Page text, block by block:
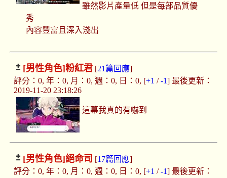
雖然影片產量低 但是每部品質優
秀
內容豐富且深入淺出
[男性角色]粉紅君[21篇回應]
評分：0, 年：0, 月：0, 週：0, 日：0, [+1 /-1] 最後更新：
2019-11-20 23:18:26
這幕我真的有嚇到
[男性角色]絕命司 [17篇回應]
評分：0, 年：0, 月：0, 週：0, 日：0, [+1 /-1] 最後更新：